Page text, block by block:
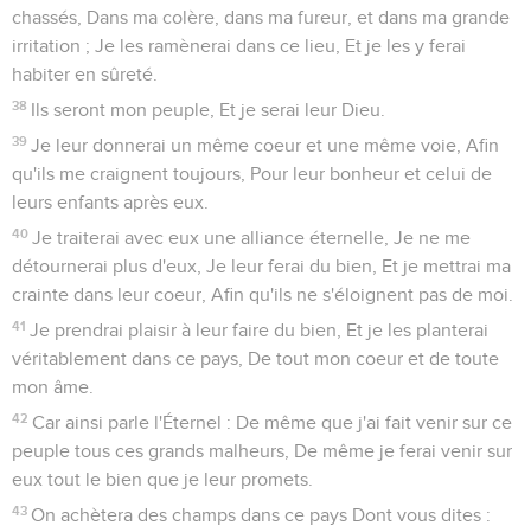
chassés, Dans ma colère, dans ma fureur, et dans ma grande
irritation ; Je les ramènerai dans ce lieu, Et je les y ferai
habiter en sûreté.
38 Ils seront mon peuple, Et je serai leur Dieu.
39 Je leur donnerai un même coeur et une même voie, Afin
qu'ils me craignent toujours, Pour leur bonheur et celui de
leurs enfants après eux.
40 Je traiterai avec eux une alliance éternelle, Je ne me
détournerai plus d'eux, Je leur ferai du bien, Et je mettrai ma
crainte dans leur coeur, Afin qu'ils ne s'éloignent pas de moi.
41 Je prendrai plaisir à leur faire du bien, Et je les planterai
véritablement dans ce pays, De tout mon coeur et de toute
mon âme.
42 Car ainsi parle l'Éternel : De même que j'ai fait venir sur ce
peuple tous ces grands malheurs, De même je ferai venir sur
eux tout le bien que je leur promets.
43 On achètera des champs dans ce pays Dont vous dites :